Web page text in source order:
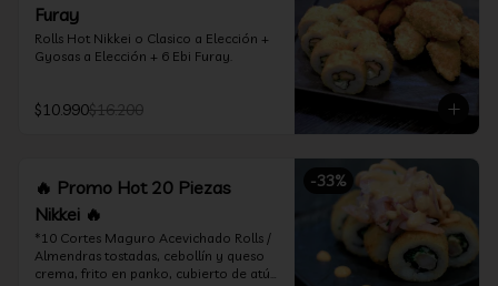
-Kanikama, queso crema, envuelto en
nori (hosomaki)
Furay
Rolls Hot Nikkei o Clasico a Elección +
Gyosas a Elección + 6 Ebi Furay.
$10.990$16.200
-33%
🔥 Promo Hot 20 Piezas
Nikkei 🔥
*10 Cortes Maguro Acevichado Rolls /
Almendras tostadas, cebollín y queso
crema, frito en panko, cubierto de atún